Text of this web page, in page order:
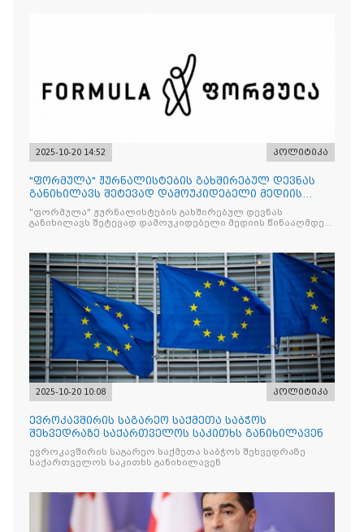
2025-10-20 14:52 პოლიტიკა
"ფორმულა" ჟურნალისტების გახშირებულ დევნას
განიხილავს შეტევად დამოუკიდებელი მედიის
წინააღმდ
"ფორმულა" ჟურნალისტების გახშირებულ დევნას
განიხილავს შეტევად დამოუკიდებელი მედიის წინააღმდეგ,
2025-10-20 10:08 პოლიტიკა
ევროკავშირის საგარეო საქმეთა საბჭოს
შეხვედრაზე საქართველოს საკითხს განიხილავენ
ევროკავშირის საგარეო საქმეთა საბჭოს შეხვედრაზე
საქართველოს საკითხს განიხილავენ